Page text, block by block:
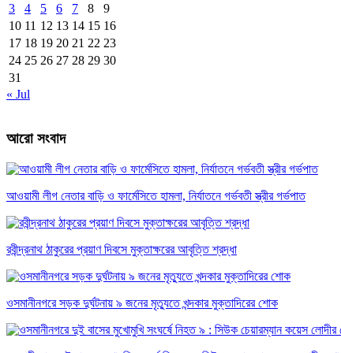
3 4 5 6 7 8
9
10 11 12 13 14 15 16
17 18 19 20 21 22 23
24 25 26 27 28 29 30
31
« Jul
আরো সংবাদ
আওয়ামী লীগ নেতার বাড়ি ও ফার্মেসিতে হামলা, নির্যাতনে গর্ভবতী স্ত্রীর গর্ভপাত
রবীন্দ্রনাথ ঠাকুরের প্রয়াণ দিবসে মুক্তাক্ষরের আবৃত্তি শ্রদ্ধা
ওসমানীনগরে সড়ক দুর্ঘটনায় ৯ জনের মৃত্যুতে খন্দকার মুক্তাদিরের শোক